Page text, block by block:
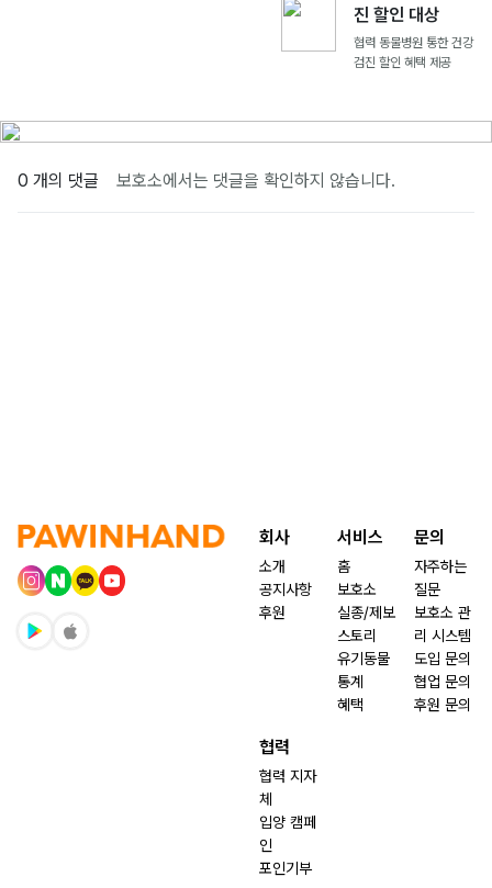
진 할인 대상
협력 동물병원 통한 건강
검진 할인 혜택 제공
0 개의 댓글 보호소에서는 댓글을 확인하지 않습니다.
회사
소개
공지사항
후원
서비스
홈
보호소
실종/제보
스토리
유기동물
통계
혜택
문의
자주하는
질문
보호소 관
리 시스템
도입 문의
협업 문의
후원 문의
협력
협력 지자
체
입양 캠페
인
포인기부